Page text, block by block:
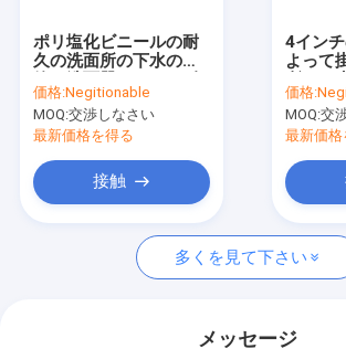
私達に連絡しなさい
ニュース
場合
シリコーン ゴムのOリング
ポリ塩化ビニールの耐
久の洗面所の下水の
摩耗性適用範囲が広く
不用な管
価格:Negitionable
MOQ:交渉しなさい
最新価格を得る
接触
4イン
よって
び止め
価格:
MOQ:交
最新価格
多くを見て下さい
メッセージ